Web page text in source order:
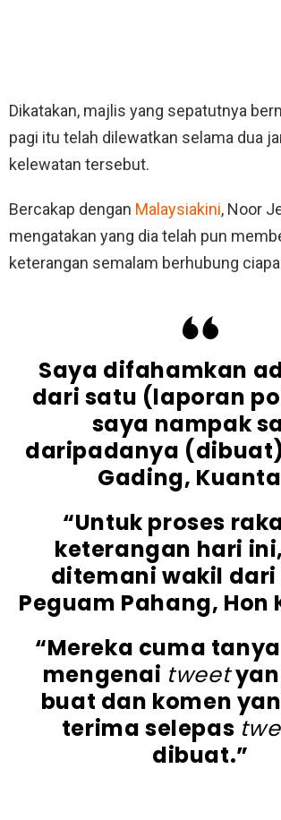
Dikatakan, majlis yang sepatutnya
pagi itu telah dilewatkan selama dua
kelewatan tersebut.
Bercakap dengan Malaysiakini, Noor
mengatakan yang dia telah pun
keterangan semalam berhubung
Saya difahamkan
dari satu (laporan
saya nampak
daripadanya
Gading,
“Untuk proses
keterangan hari
ditemani wakil dari
Peguam Pahang, Hon
“Mereka cuma
mengenai tweet
buat dan komen
terima selepas
dibuat.”